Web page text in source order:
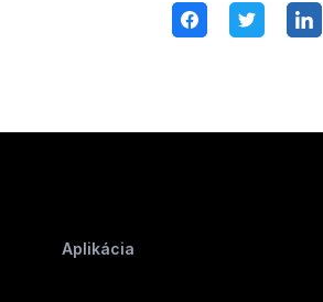
Aplikácia